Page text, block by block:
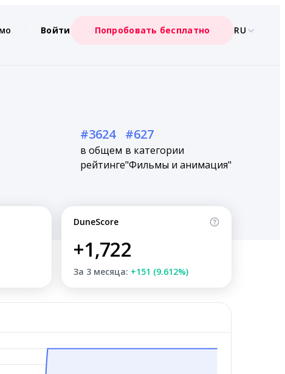
Войти Попробовать бесплатно RU
#3624
в общем
рейтинге
#627
в категории
"Фильмы и анимация"
DuneScore
+1,722
За 3 месяца: +151 (9.612%)